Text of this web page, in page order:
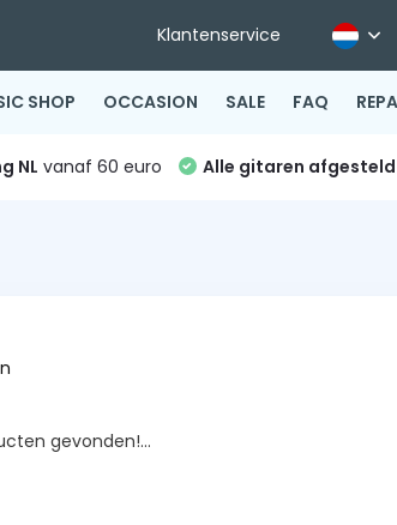
Klantenservice
SHOP OCCASION SALE FAQ
NL vanaf 60 euro Alle gitaren afgesteld
gevonden!...